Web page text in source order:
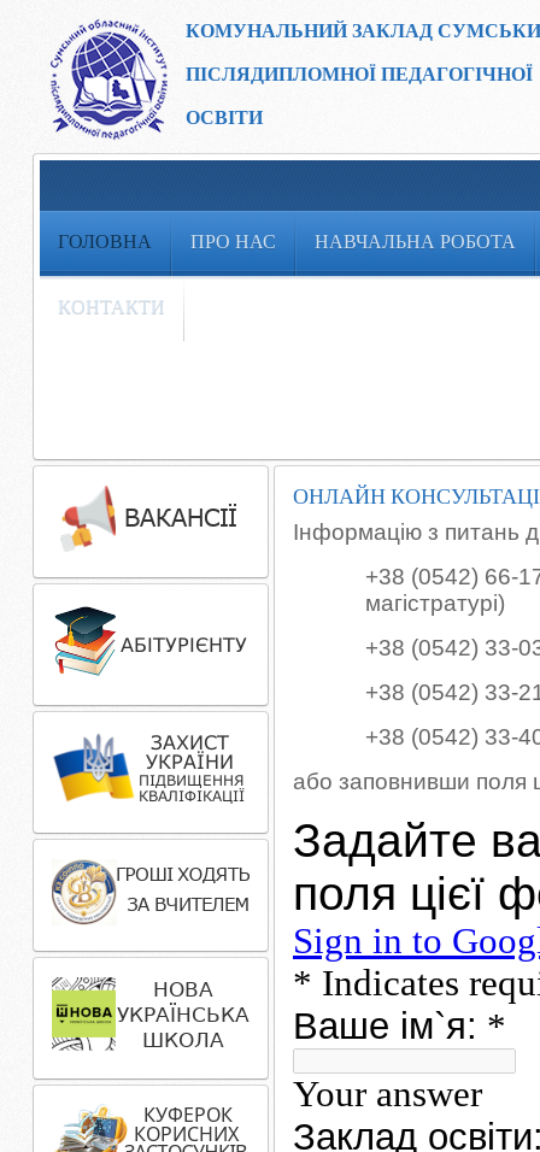
КОМУНАЛЬНИЙ ЗАКЛАД
ПІСЛЯДИПЛОМНОЇ ПЕДАГОГІЧНОЇ
ОСВІТИ
ГОЛОВНА ПРО НАС НАВЧАЛЬНА РОБОТА
КОНТАКТИ
ОНЛАЙН
Інформацію з питань
+38 (0542) 66-
магістратурі)
+38 (0542) 33-
+38 (0542) 33-
+38 (0542) 33-
або заповнивши поля